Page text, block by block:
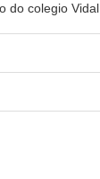
do colegio Vidal